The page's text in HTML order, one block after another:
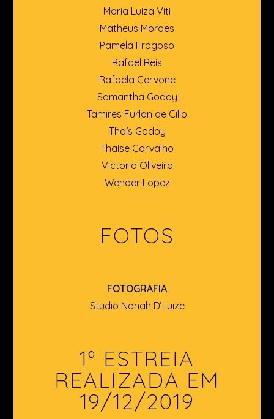
Maria Luiza Viti
Matheus Moraes
Pamela Fragoso
Rafael Reis
Rafaela Cervone
Samantha Godoy
Tamires Furlan de Cillo
Thaís Godoy
Thaise Carvalho
Victoria Oliveira
Wender Lopez
FOTOS
FOTOGRAFIA
Studio Nanah D’Luize
1ª ESTREIA
REALIZADA EM
19/12/2019